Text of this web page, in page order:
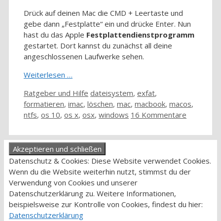
Drück auf deinen Mac die CMD + Leertaste und
gebe dann „Festplatte“ ein und drücke Enter. Nun
hast du das Apple Festplattendienstprogramm
gestartet. Dort kannst du zunächst all deine
angeschlossenen Laufwerke sehen.
Weiterlesen …
Kategorien
Ratgeber und Hilfe Schlagwörter
dateisystem, exfat,
formatieren, imac, löschen, mac, macbook, macos,
ntfs, os 10, os x, osx, windows 16 Kommentare
Datenschutz & Cookies: Diese Website verwendet Cookies.
Wenn du die Website weiterhin nutzt, stimmst du der
Verwendung von Cookies und unserer
Datenschutzerklärung zu. Weitere Informationen,
beispielsweise zur Kontrolle von Cookies, findest du hier:
Datenschutzerklärung